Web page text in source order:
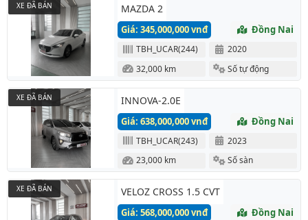
MAZDA 2
Giá: 345,000,000 vnđ Đồng Nai
TBH_UCAR(244)
2020
32,000 km
Số tự động
XE ĐÃ BÁN
INNOVA-2.0E
Giá: 638,000,000 vnđ Đồng Nai
TBH_UCAR(243)
2023
23,000 km
Số sàn
XE ĐÃ BÁN
VELOZ CROSS 1.5 CVT
Giá: 568,000,000 vnđ Đồng Nai
XE ĐÃ BÁN